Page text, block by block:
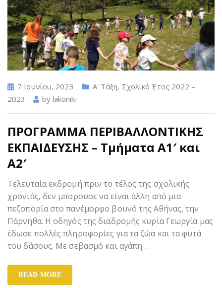
7 Ιουνίου, 2023 Α' Τάξη, Σχολικό Έτος 2022 –
2023
by lakoniki
ΠΡΟΓΡΑΜΜΑ ΠΕΡΙΒΑΛΛΟΝΤΙΚΗΣ
ΕΚΠΑΙΔΕΥΣΗΣ – Τμήματα Α1′ και
Α2′
Τελευταία εκδρομή πριν το τέλος της σχολικής
χρονιάς, δεν μπορούσε να είναι άλλη από μια
πεζοπορία στο πανέμορφο βουνό της Αθήνας, την
Πάρνηθα. Η οδηγός της διαδρομής κυρία Γεωργία μας
έδωσε πολλές πληροφορίες για τα ζώα και τα φυτά
του δάσους. Με σεβασμό και αγάπη…
READ MORE